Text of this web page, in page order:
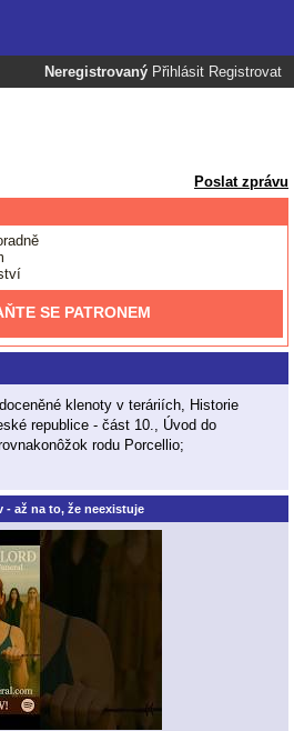
Neregistrovaný Přihlásit Registrovat
Poslat zprávu
SE PATRONEM
klenoty v teráriích, Historie
republice - část 10., Úvod do
rodu Porcellio;
- až na to, že neexistuje